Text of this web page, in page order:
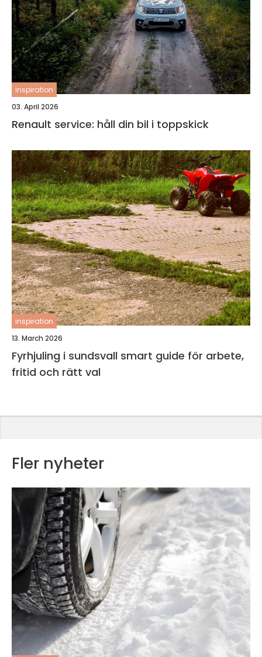
inspiration
03. April 2026
Renault service: håll din bil i toppskick
inspiration
13. March 2026
Fyrhjuling i sundsvall smart guide för arbete,
fritid och rätt val
Fler nyheter